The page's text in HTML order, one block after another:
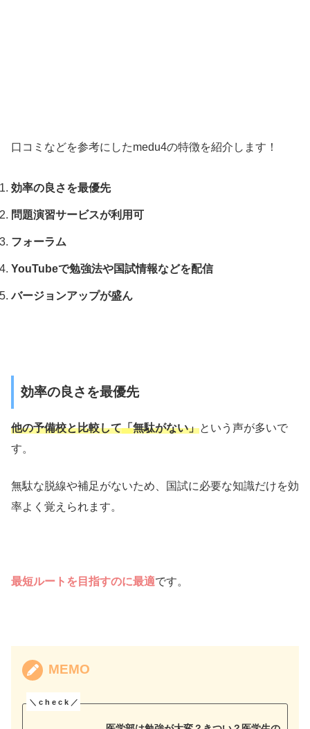
口コミなどを参考にしたmedu4の特徴を紹介します！
効率の良さを最優先
問題演習サービスが利用可
フォーラム
YouTubeで勉強法や国試情報などを配信
バージョンアップが盛ん
効率の良さを最優先
他の予備校と比較して「無駄がない」という声が多いで
す。
無駄な脱線や補足がないため、国試に必要な知識だけを効
率よく覚えられます。
最短ルートを目指すのに最適です。
MEMO